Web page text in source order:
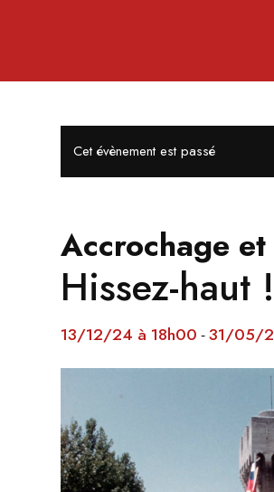
Cet évènement est passé
Accrochage
Hissez-haut !
13/12/24 à 18h00 -31/05/